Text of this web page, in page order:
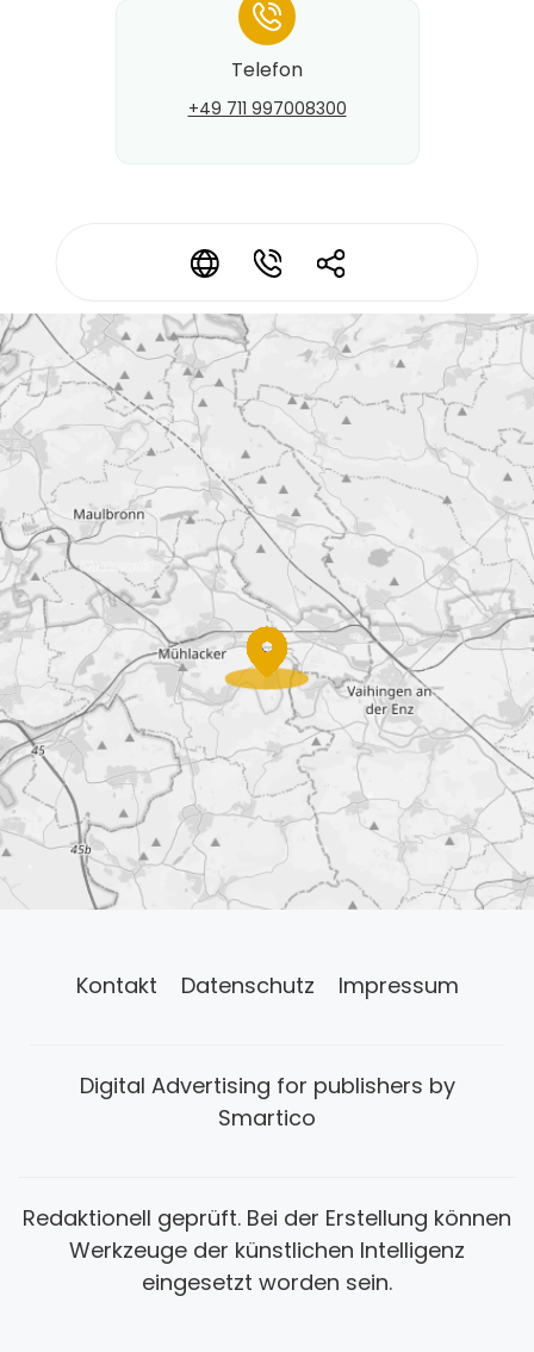
* * *
*
Telefon
+49 711 997008300
Kontaktdaten ändern?
Kontakt Datenschutz Impressum
Digital Advertising for publishers by
Smartico
Redaktionell geprüft. Bei der Erstellung können
Werkzeuge der künstlichen Intelligenz
eingesetzt worden sein.